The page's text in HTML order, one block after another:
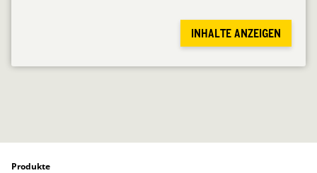
INHALTE ANZEIGEN
Produkte